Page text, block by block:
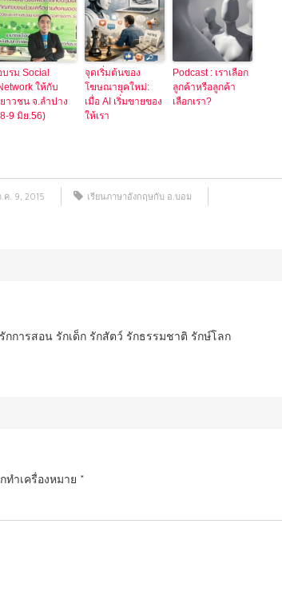
บรม Social
ให้กับ
ยาวชน จ.ลำปาง
9 มิย.56)
จุดเริ่มต้นของ
โฆษณายุคใหม่:
เมื่อ AI เริ่มขายของ
ให้เรา
Podcast : เราเลือก
ลูกค้าหรือลูกค้า
เลือกเรา?
.ค. 9, 2015 เรียนภาษาอังกฤษกับ อ.บอม
กการสอน รักเด็ก รักสัตว์ รักธรรมชาติ รักษ์โลก
ทำเครื่องหมาย *